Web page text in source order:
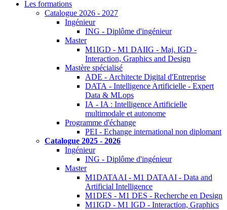
Les formations
Catalogue 2026 - 2027
Ingénieur
ING - Diplôme d'ingénieur
Master
M1IGD - M1 DAIIG - Maj. IGD -
Interaction, Graphics and Design
Mastère spécialisé
ADE - Architecte Digital d'Entreprise
DATA - Intelligence Artificielle - Expert
Data & MLops
IA - IA : Intelligence Artificielle
multimodale et autonome
Programme d'échange
PEI - Echange international non diplomant
Catalogue 2025 - 2026
Ingénieur
ING - Diplôme d'ingénieur
Master
M1DATAAI - M1 DATAAI - Data and
Artificial Intelligence
M1DES - M1 DES - Recherche en Design
M1IGD - M1 IGD - Interaction, Graphics